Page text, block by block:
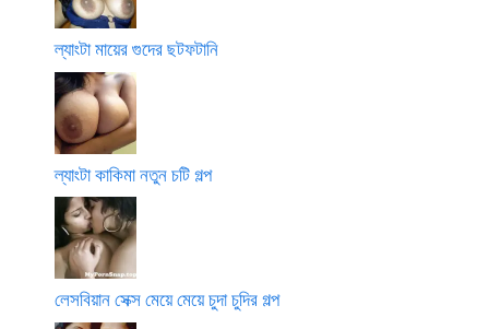
ল্যাংটা মায়ের গুদের ছটফটানি
ল্যাংটা কাকিমা নতুন চটি গল্প
লেসবিয়ান সেক্স মেয়ে মেয়ে চুদা চুদির গল্প